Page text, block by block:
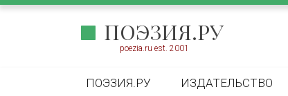
ПОЭЗИЯ.РУ
poezia.ru est. 2001
ПОЭЗИЯ.РУ ИЗДАТЕЛЬСТВО